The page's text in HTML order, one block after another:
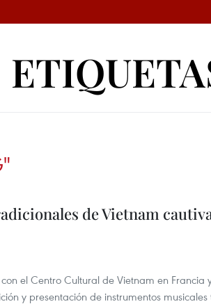
de Vietnam
el Centro Cultural de Vietnam en Francia
y presentación de instrumentos